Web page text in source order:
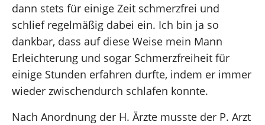
dann stets für einige Zeit schmerzfrei und
schlief regelmäßig dabei ein. Ich bin ja so
dankbar, dass auf diese Weise mein Mann
Erleichterung und sogar Schmerzfreiheit für
einige Stunden erfahren durfte, indem er immer
wieder zwischendurch schlafen konnte.
Nach Anordnung der H. Ärzte musste der P. Arzt